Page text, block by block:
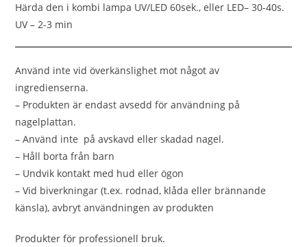
Härda den i kombi lampa UV/LED 60sek., eller LED– 30-40s.
UV – 2-3 min
Använd inte vid överkänslighet mot något av
ingredienserna.
– Produkten är endast avsedd för användning på
nagelplattan.
– Använd inte på avskavd eller skadad nagel.
– Håll borta från barn
– Undvik kontakt med hud eller ögon
– Vid biverkningar (t.ex. rodnad, klåda eller brännande
känsla), avbryt användningen av produkten
Produkter för professionell bruk.